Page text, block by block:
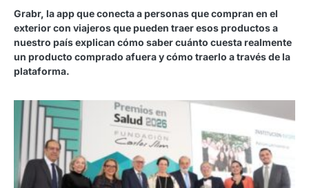
Grabr, la app que conecta a personas que compran en el
exterior con viajeros que pueden traer esos productos a
nuestro país explican cómo saber cuánto cuesta realmente
un producto comprado afuera y cómo traerlo a través de la
plataforma.